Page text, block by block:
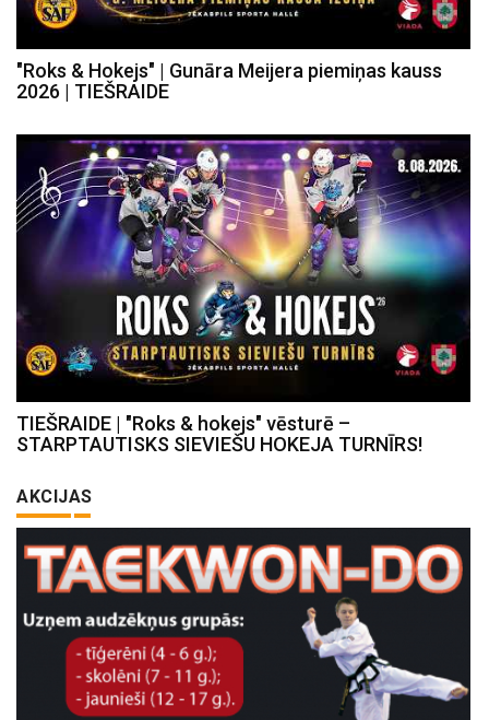
"Roks & Hokejs" | Gunāra Meijera piemiņas kauss
2026 | TIEŠRAIDE
TIEŠRAIDE | "Roks & hokejs" vēsturē –
STARPTAUTISKS SIEVIEŠU HOKEJA TURNĪRS!
AKCIJAS